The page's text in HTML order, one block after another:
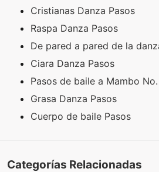
Cristianas Danza Pasos
Raspa Danza Pasos
De pared a pared de la
Ciara Danza Pasos
Pasos de baile a Mambo
Grasa Danza Pasos
Cuerpo de baile Pasos
Categorías Relacionadas